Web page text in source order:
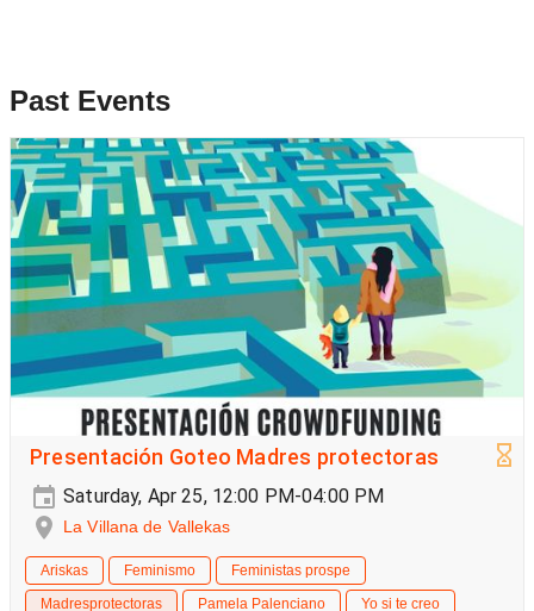
Past Events
Presentación Goteo Madres protectoras
Saturday, Apr 25, 12:00 PM-04:00 PM
La Villana de Vallekas
Ariskas Feminismo
Feministas prospe
Madresprotectoras
Pamela Palenciano Yo si te creo